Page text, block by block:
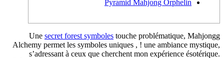
Unesecret
Alchemy permet les
s’adressant à